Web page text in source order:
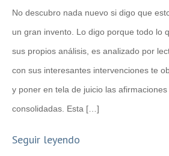
No descubro nada nuevo si digo que
un gran invento. Lo digo porque todo lo
sus propios análisis, es analizado por
con sus interesantes intervenciones te
y poner en tela de juicio las
consolidadas. Esta […]
Seguir leyendo